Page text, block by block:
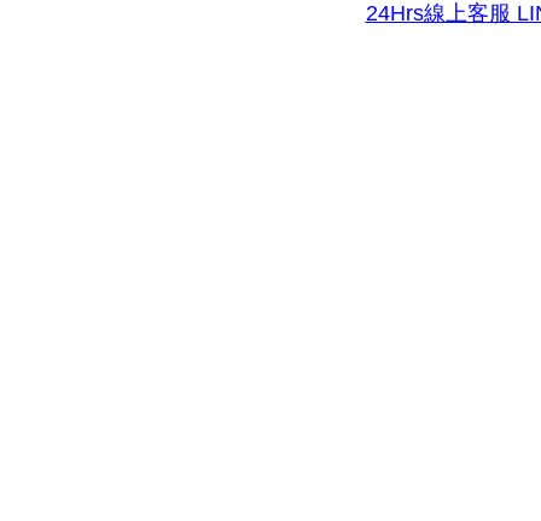
24Hrs線上客服